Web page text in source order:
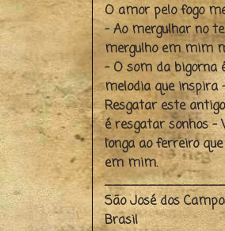
O amor pelo fogo
- Ao mergulhar no
mergulho em mim
- O som da bigorna
melodia que inspira
Resgatar este
é resgatar sonhos -
longa ao ferreiro
em mim.
São José dos
Brasil